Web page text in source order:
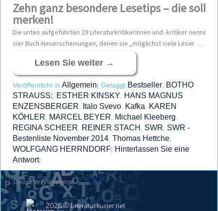
Zehn ganz besondere Lesetips –die
merken!
Die unten aufgeführten 29 Literaturkritikerinnen und -kritiker nennen
vier Buch-Neuerscheinungen, denen sie „möglichst viele Leser …
Lesen Sie weiter →
Veröffentlicht in Allgemein| Getaggt Bestseller BOTHO
STRAUSS:
ESTHER KINSKY
HANS MAGNUS
ENZENSBERGER
Italo Svevo Kafka
KAREN
KÖHLER
MARCEL BEYER Michael Kleeberg
REGINA SCHEER REINER STACH SWR SWR -
Bestenliste November 2014 Thomas Hettche
WOLFGANG HERRNDORF| Hinterlassen Sie eine
Antwort|
2026 © Literaturkurier.net
Design by Artpepper.de